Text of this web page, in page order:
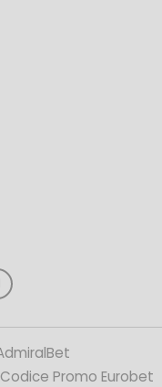
Codice Promo Eurobet